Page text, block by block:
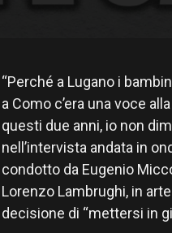
“Perché a Lugano i
a Como c’era una voce
questi due anni, io non
nell’intervista andata in
condotto da Eugenio
Lorenzo Lambrughi, in
decisione di “mettersi in